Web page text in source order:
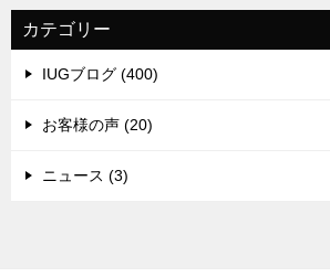
カテゴリー
IUGブログ (400)
お客様の声 (20)
ニュース (3)